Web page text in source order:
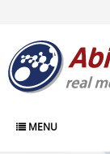
MENU